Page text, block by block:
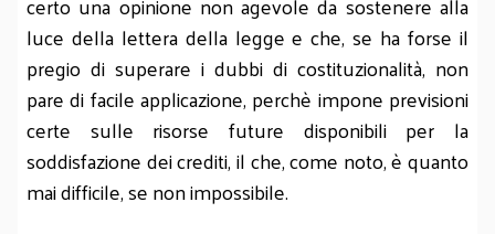
luce della lettera della legge e che, se ha forse il
pregio di superare i dubbi di costituzionalità, non
pare di facile applicazione, perchè impone previsioni
certe sulle risorse future disponibili per la
soddisfazione dei crediti, il che, come noto, è quanto
mai difficile, se non impossibile.